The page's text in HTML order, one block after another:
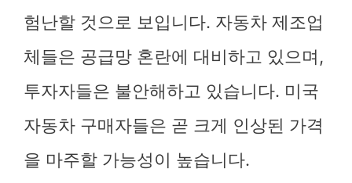
험난할 것으로 보입니다. 자동차 제조업
체들은 공급망 혼란에 대비하고 있으며,
투자자들은 불안해하고 있습니다. 미국
자동차 구매자들은 곧 크게 인상된 가격
을 마주할 가능성이 높습니다.